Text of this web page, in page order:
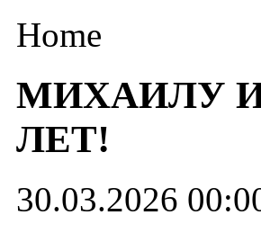
Home
МИХАИЛУ
ЛЕТ!
30.03.2026